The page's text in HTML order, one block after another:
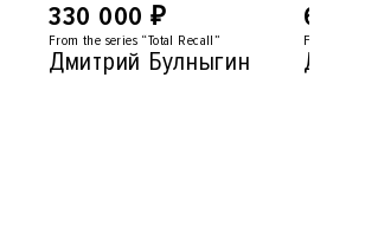
330 000 ₽
From the series “Total Recall”
Дмитрий Булныгин
600
From the